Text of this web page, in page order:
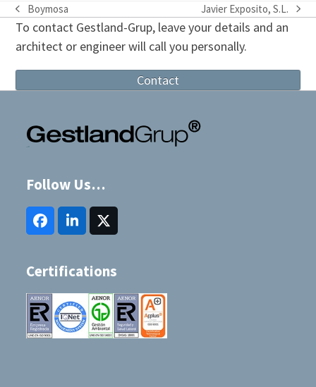
previous
post:
Boymosa
next
post:
Javier Exposito, S.L.
To contact Gestland-Grup, leave your details and an
architect or engineer will call you personally.
Contact
Follow Us…
FacebookLinkedInTwitter
(deprecated)
Certifications